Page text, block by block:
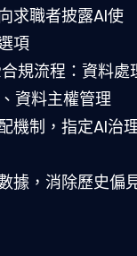
求職者披露AI使
項
規流程：資料處
資料主權管理
機制，指定AI治
據，消除歷史偏